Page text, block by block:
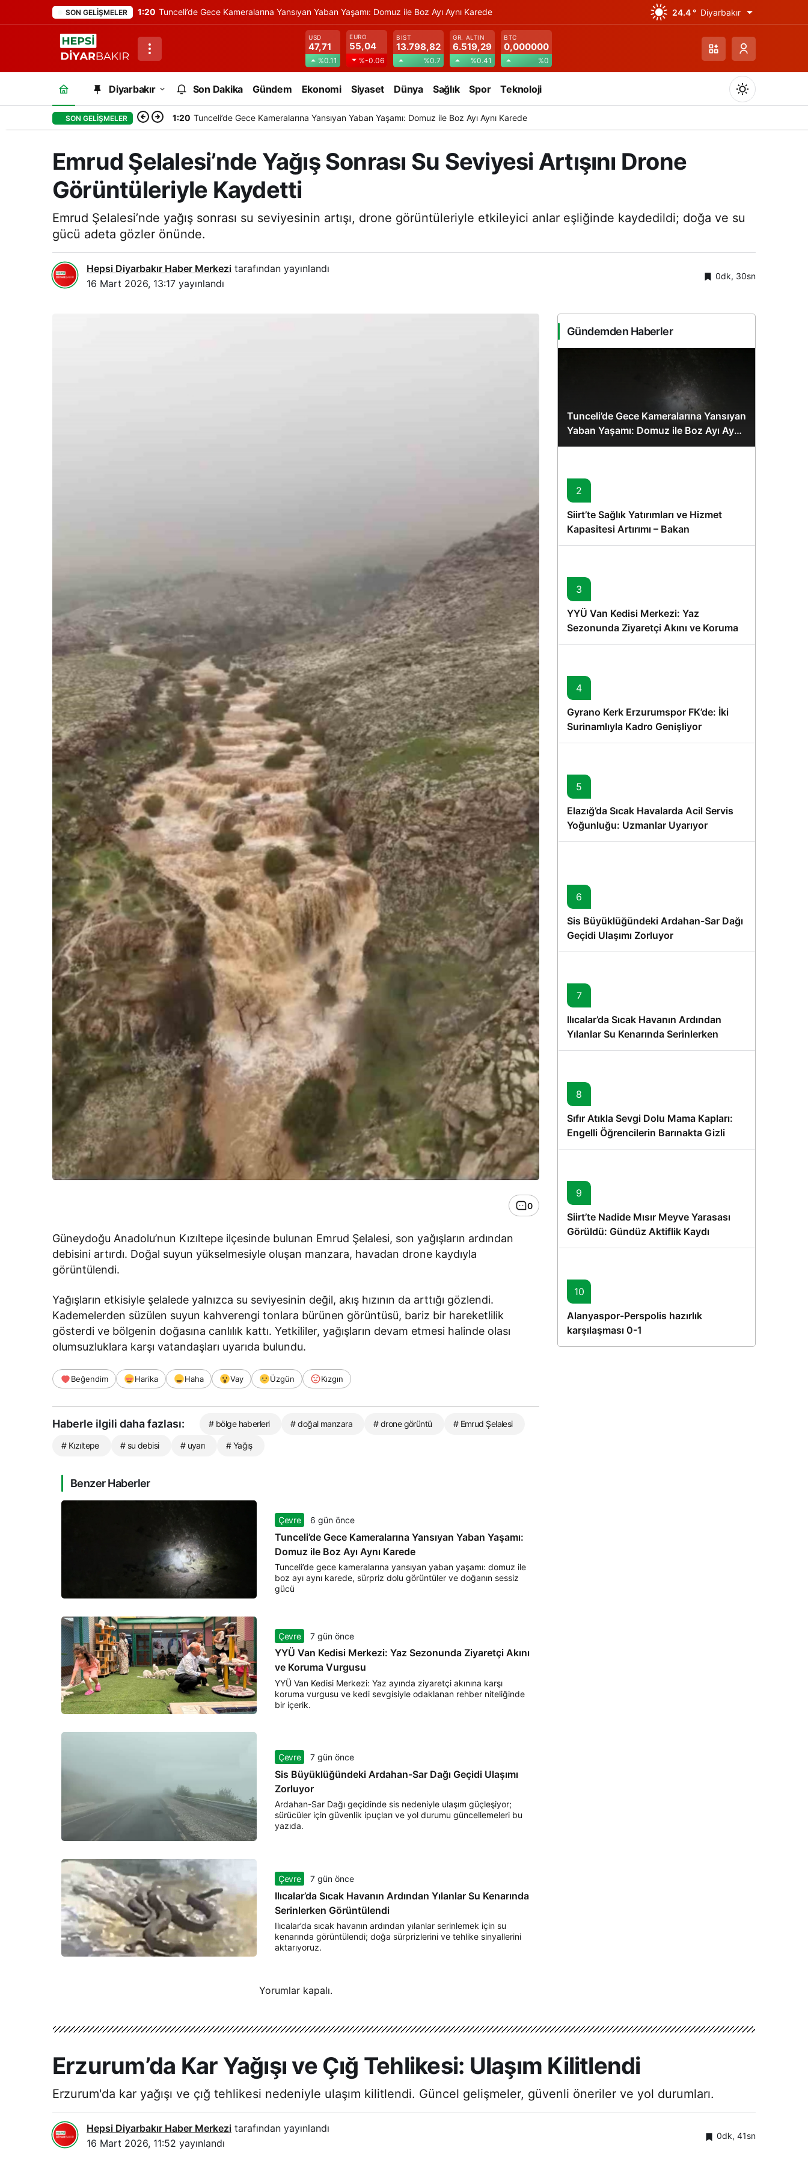
SON GELIŞMELER 1:20 Tunceli’de Gece Kameralarına Yansıyan Yaban Yaşamı: Domuz ile Boz Ayı Aynı Karede 24.4 ° Diyarbakır
USD
47,71
%0.11
EURO
55,04
%-0.06
BIST
13.798,82
%0.7
GR. ALTIN
6.519,29
%0.41
BTC
0,000000
%0
Diyarbakır Son Dakika Gündem Ekonomi Siyaset Dünya Sağlık Spor Teknoloji
SON GELIŞMELER 1:20 Tunceli’de Gece Kameralarına Yansıyan Yaban Yaşamı: Domuz ile Boz Ayı Aynı Karede
Emrud Şelalesi’nde Yağış Sonrası Su Seviyesi Artışını Drone
Görüntüleriyle Kaydetti
Emrud Şelalesi’nde yağış sonrası su seviyesinin artışı, drone görüntüleriyle etkileyici anlar eşliğinde kaydedildi; doğa ve su
gücü adeta gözler önünde.
Hepsi Diyarbakır Haber Merkezi tarafından yayınlandı
16 Mart 2026, 13:17 yayınlandı
0dk, 30sn
0
Güneydoğu Anadolu’nun Kızıltepe ilçesinde bulunan Emrud Şelalesi, son yağışların ardından
debisini artırdı. Doğal suyun yükselmesiyle oluşan manzara, havadan drone kaydıyla
görüntülendi.
Yağışların etkisiyle şelalede yalnızca su seviyesinin değil, akış hızının da arttığı gözlendi.
Kademelerden süzülen suyun kahverengi tonlara bürünen görüntüsü, bariz bir hareketlilik
gösterdi ve bölgenin doğasına canlılık kattı. Yetkililer, yağışların devam etmesi halinde olası
olumsuzluklara karşı vatandaşları uyarıda bulundu.
Beğendim Harika Haha Vay Üzgün Kızgın
Haberle ilgili daha fazlası: # bölge haberleri # doğal manzara # drone görüntü # Emrud Şelalesi
# Kızıltepe # su debisi # uyarı # Yağış
Benzer Haberler
Çevre 6 gün önce
Tunceli’de Gece Kameralarına Yansıyan Yaban Yaşamı:
Domuz ile Boz Ayı Aynı Karede
Tunceli’de gece kameralarına yansıyan yaban yaşamı: domuz ile
boz ayı aynı karede, sürpriz dolu görüntüler ve doğanın sessiz
gücü
Çevre 7 gün önce
YYÜ Van Kedisi Merkezi: Yaz Sezonunda Ziyaretçi Akını
ve Koruma Vurgusu
YYÜ Van Kedisi Merkezi: Yaz ayında ziyaretçi akınına karşı
koruma vurgusu ve kedi sevgisiyle odaklanan rehber niteliğinde
bir içerik.
Çevre 7 gün önce
Sis Büyüklüğündeki Ardahan-Sar Dağı Geçidi Ulaşımı
Zorluyor
Ardahan-Sar Dağı geçidinde sis nedeniyle ulaşım güçleşiyor;
sürücüler için güvenlik ipuçları ve yol durumu güncellemeleri bu
yazıda.
Çevre 7 gün önce
Ilıcalar’da Sıcak Havanın Ardından Yılanlar Su Kenarında
Serinlerken Görüntülendi
Ilıcalar’da sıcak havanın ardından yılanlar serinlemek için su
kenarında görüntülendi; doğa sürprizlerini ve tehlike sinyallerini
aktarıyoruz.
Yorumlar kapalı.
Gündemden Haberler
Tunceli’de Gece Kameralarına Yansıyan
Yaban Yaşamı: Domuz ile Boz Ayı Aynı
Karede
2
Siirt’te Sağlık Yatırımları ve Hizmet
Kapasitesi Artırımı – Bakan
Memişoğlu’nun Ziyareti
3
YYÜ Van Kedisi Merkezi: Yaz
Sezonunda Ziyaretçi Akını ve Koruma
Vurgusu
4
Gyrano Kerk Erzurumspor FK’de: İki
Surinamlıyla Kadro Genişliyor
5
Elazığ’da Sıcak Havalarda Acil Servis
Yoğunluğu: Uzmanlar Uyarıyor
6
Sis Büyüklüğündeki Ardahan-Sar Dağı
Geçidi Ulaşımı Zorluyor
7
Ilıcalar’da Sıcak Havanın Ardından
Yılanlar Su Kenarında Serinlerken
Görüntülendi
8
Sıfır Atıkla Sevgi Dolu Mama Kapları:
Engelli Öğrencilerin Barınakta Gizli
Dostları İçin Gönüllü Proje
9
Siirt’te Nadide Mısır Meyve Yarasası
Görüldü: Gündüz Aktiflik Kaydı
10
Alanyaspor-Perspolis hazırlık
karşılaşması 0-1
Erzurum’da Kar Yağışı ve Çığ Tehlikesi: Ulaşım Kilitlendi
Erzurum'da kar yağışı ve çığ tehlikesi nedeniyle ulaşım kilitlendi. Güncel gelişmeler, güvenli öneriler ve yol durumları.
Hepsi Diyarbakır Haber Merkezi tarafından yayınlandı
16 Mart 2026, 11:52 yayınlandı
0dk, 41sn